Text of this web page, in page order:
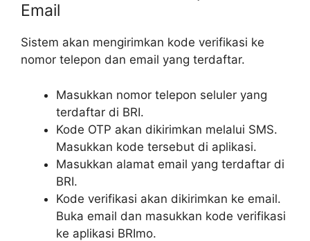
Email
Sistem akan mengirimkan kode verifikasi ke
nomor telepon dan email yang terdaftar.
Masukkan nomor telepon seluler yang
terdaftar di BRI.
Kode OTP akan dikirimkan melalui SMS.
Masukkan kode tersebut di aplikasi.
Masukkan alamat email yang terdaftar di
BRI.
Kode verifikasi akan dikirimkan ke email.
Buka email dan masukkan kode verifikasi
ke aplikasi BRImo.